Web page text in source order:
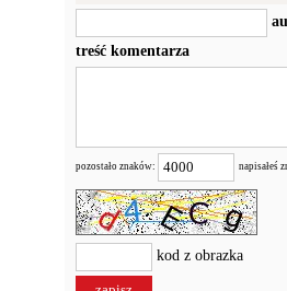
treść komentarza
pozostało znaków: napisałeś
kod z obrazka